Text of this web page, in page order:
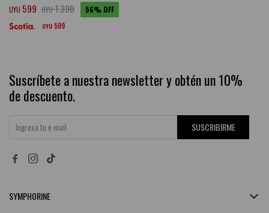
UYU 599 UYU1.390 56
UYU 509
Suscríbete a nuestra newsletter y obtén un 10%
de descuento.
SUSCRIBIRME
 
SYMPHORINE